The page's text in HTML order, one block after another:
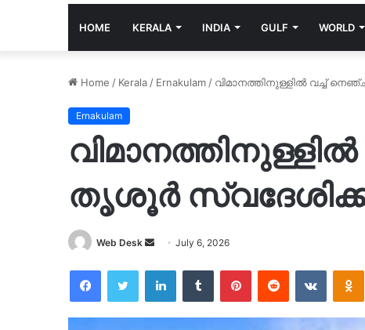
HOME KERALA INDIA GULF WORLD
Home / Kerala / Ernakulam / വിമാനത്തിനുള്ളിൽ വച്ച്
Ernakulam
തൃശൂർ
Web Desk
Send
email
July 6, 2026
FacebookTwitter LinkedInTumblr PinterestReddit